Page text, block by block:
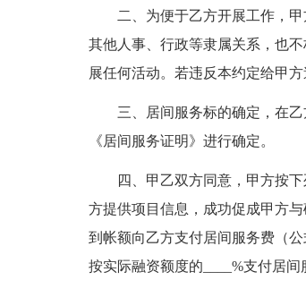
二、为便于乙方开展工作，
其他人事、行政等隶属关系，也
展任何活动。若违反本约定给甲
三、居间服务标的确定，在
《居间服务证明》进行确定。
四、甲乙双方同意，甲方按
方提供项目信息，成功促成甲方
到帐额向乙方支付居间服务费（
按实际融资额度的____%支付居间